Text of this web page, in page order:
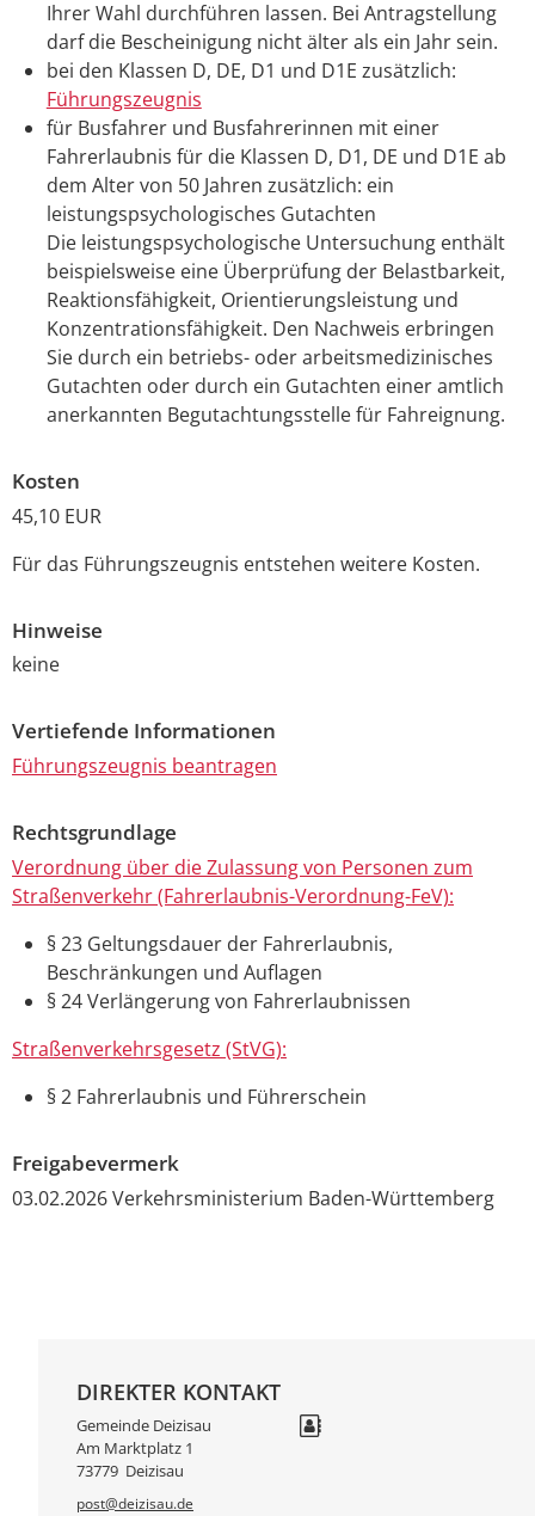
Ihrer Wahl durchführen lassen. Bei Antragstellung
darf die Bescheinigung nicht älter als ein Jahr sein.
bei den Klassen D, DE, D1 und D1E zusätzlich:
Führungszeugnis
für Busfahrer und Busfahrerinnen mit einer
Fahrerlaubnis für die Klassen D, D1, DE und D1E ab
dem Alter von 50 Jahren zusätzlich: ein
leistungspsychologisches Gutachten
Die leistungspsychologische Untersuchung enthält
beispielsweise eine Überprüfung der Belastbarkeit,
Reaktionsfähigkeit, Orientierungsleistung und
Konzentrationsfähigkeit. Den Nachweis erbringen
Sie durch ein betriebs- oder arbeitsmedizinisches
Gutachten oder durch ein Gutachten einer amtlich
anerkannten Begutachtungsstelle für Fahreignung.
Kosten
45,10 EUR
Für das Führungszeugnis entstehen weitere Kosten.
Hinweise
keine
Vertiefende Informationen
Führungszeugnis beantragen
Rechtsgrundlage
Verordnung über die Zulassung von Personen zum
Straßenverkehr (Fahrerlaubnis-Verordnung-FeV):
§ 23 Geltungsdauer der Fahrerlaubnis,
Beschränkungen und Auflagen
§ 24 Verlängerung von Fahrerlaubnissen
Straßenverkehrsgesetz (StVG):
§ 2 Fahrerlaubnis und Führerschein
Freigabevermerk
03.02.2026 Verkehrsministerium Baden-Württemberg
DIREKTER KONTAKT
Gemeinde Deizisau
Am Marktplatz 1
73779 Deizisau
post@deizisau.de